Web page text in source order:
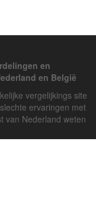
en
en België
vergelijkings site
ervaringen met
van Nederland weten